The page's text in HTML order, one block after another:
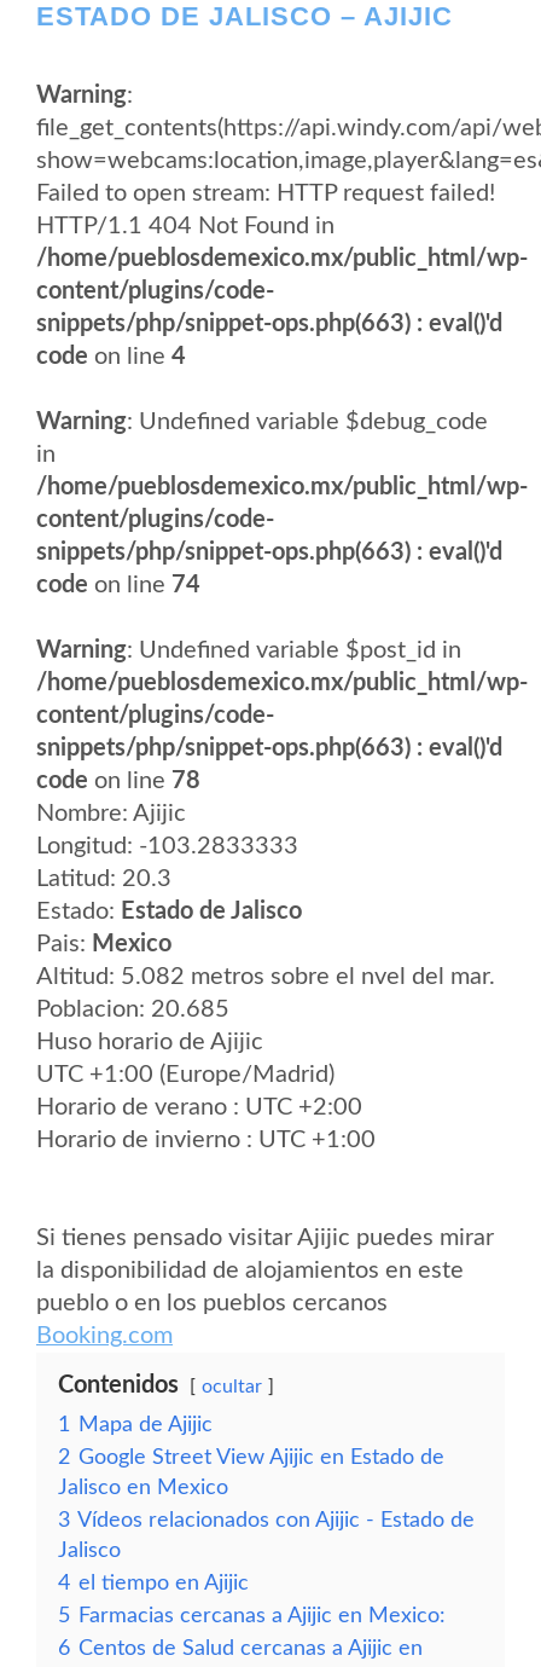
ESTADO DE JALISCO – AJIJIC
Warning:
file_get_contents(https://api.windy.com/api/
Failed to open stream: HTTP request failed!
HTTP/1.1 404 Not Found in
/home/pueblosdemexico.mx/public_html/wp-
content/plugins/code-
snippets/php/snippet-ops.php(663) : eval()'d
code on line 4
Warning: Undefined variable $debug_code
in
/home/pueblosdemexico.mx/public_html/wp-
content/plugins/code-
snippets/php/snippet-ops.php(663) : eval()'d
code on line 74
Warning: Undefined variable $post_id in
/home/pueblosdemexico.mx/public_html/wp-
content/plugins/code-
snippets/php/snippet-ops.php(663) : eval()'d
code on line 78
Nombre: Ajijic
Longitud: -103.2833333
Latitud: 20.3
Estado: Estado de Jalisco
Pais: Mexico
Altitud: 5.082 metros sobre el nvel del mar.
Poblacion: 20.685
Huso horario de Ajijic
UTC +1:00 (Europe/Madrid)
Horario de verano : UTC +2:00
Horario de invierno : UTC +1:00
Si tienes pensado visitar Ajijic puedes mirar
la disponibilidad de alojamientos en este
pueblo o en los pueblos cercanos
Booking.com
Contenidos ocultar
1
Mapa de Ajijic
2 Google Street View Ajijic en Estado de
Jalisco en Mexico
3 Vídeos relacionados con Ajijic - Estado de
Jalisco
4 el tiempo en Ajijic
5 Farmacias cercanas a Ajijic en Mexico:
6 Centos de Salud cercanas a Ajijic en